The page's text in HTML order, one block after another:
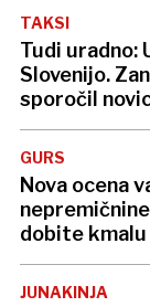
TAKSI
Tudi uradno:
Slovenijo.
sporočil
GURS
Nova ocena
dobite
JUNAKINJA